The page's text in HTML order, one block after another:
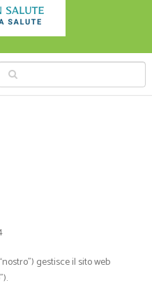
gestisce il sito web